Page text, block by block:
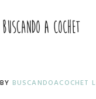
to
primary
to
main
to
primary
BY BUSCANDOACOCHET